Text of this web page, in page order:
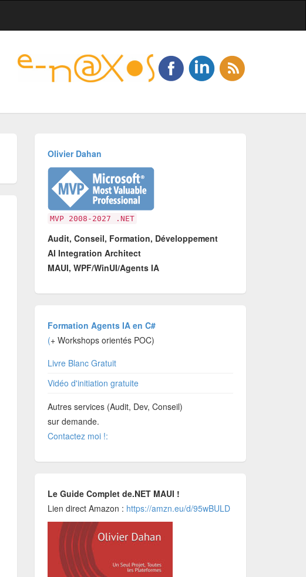
Olivier Dahan
MVP 2008-2027 .NET
Audit, Conseil, Formation, Développement
AI Integration Architect
MAUI, WPF/WinUI/Agents IA
Formation Agents IA en C#
(+ Workshops orientés POC)
Livre Blanc Gratuit
Vidéo d'initiation gratuite
Autres services (Audit, Dev, Conseil)
sur demande.
Contactez moi !:
Le Guide Complet de.NET MAUI !
Lien direct Amazon : https://amzn.eu/d/95wBULD